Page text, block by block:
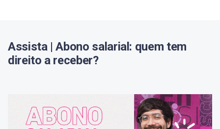
Assista | Abono salarial: quem tem
direito a receber?